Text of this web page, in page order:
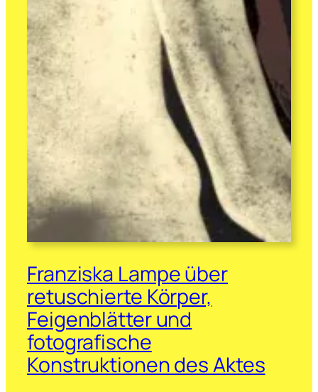
Franziska Lampe über
retuschierte Körper,
Feigenblätter und
fotografische
Konstruktionen des Aktes